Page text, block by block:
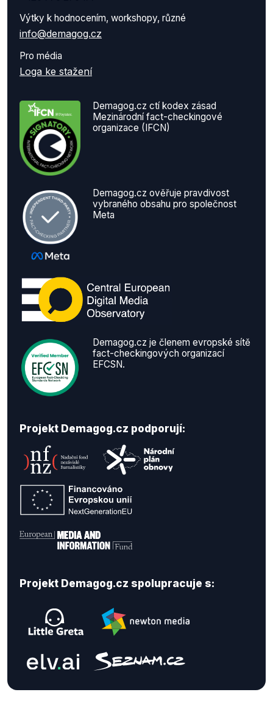
Výtky k hodnocením, workshopy, různé
info@demagog.cz
Pro média
Loga ke stažení
Demagog.cz ctí kodex zásad
Mezinárodní fact-checkingové
organizace (IFCN)
Demagog.cz ověřuje pravdivost
vybraného obsahu pro společnost
Meta
Demagog.cz je členem evropské sítě
fact-checkingových organizací
EFCSN.
Projekt Demagog.cz podporují:
Projekt Demagog.cz spolupracuje s: